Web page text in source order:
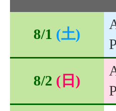
8/1 (土)
8/2 (日)